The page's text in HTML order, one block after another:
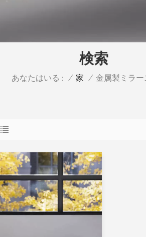
検索
あなたはいる : / 家 / 金属製ミラ